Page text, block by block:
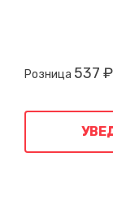
Розница 537 ₽